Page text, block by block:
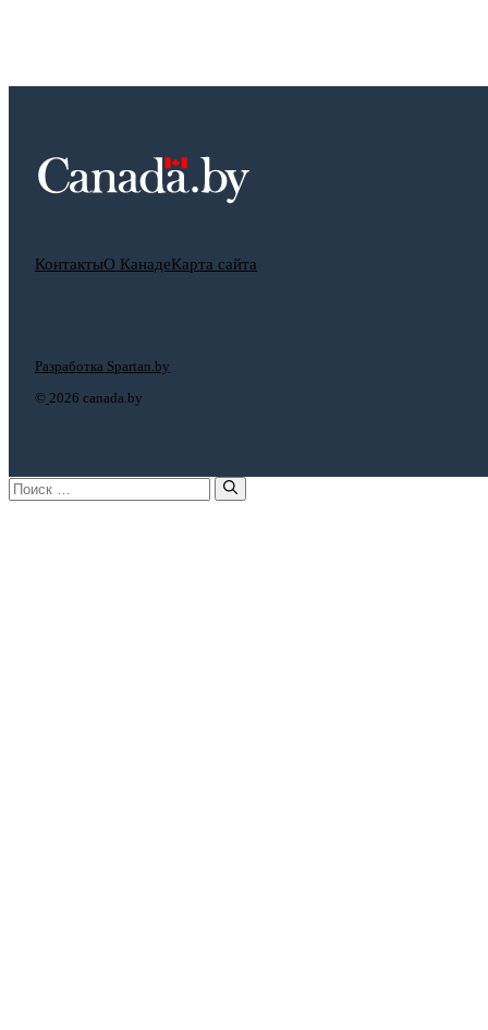
КонтактыО КанадеКарта сайта
© 2026 canada.by
Разработка Spartan.by
Поиск: